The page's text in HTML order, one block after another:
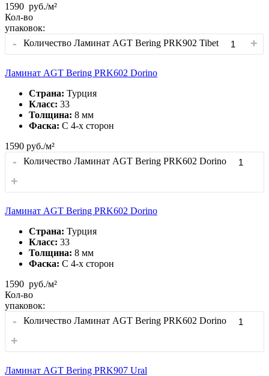
1590 руб./м²
Кол-во
упаковок:
- Количество Ламинат AGT Bering PRK902 Tibet +
Ламинат AGT Bering PRK602 Dorino
Страна: Турция
Класс: 33
Толщина: 8 мм
Фаска: С 4-x сторон
1590 руб./м²
- Количество Ламинат AGT Bering PRK602 Dorino
+
Ламинат AGT Bering PRK602 Dorino
Страна: Турция
Класс: 33
Толщина: 8 мм
Фаска: С 4-x сторон
1590 руб./м²
Кол-во
упаковок:
- Количество Ламинат AGT Bering PRK602 Dorino
+
Ламинат AGT Bering PRK907 Ural